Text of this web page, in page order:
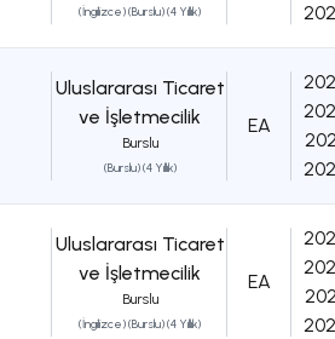
(İngilizce) (Burslu) (4 Yıllık)
Uluslararası Ticaret
ve İşletmecilik
Burslu
(Burslu) (4 Yıllık)
EA
Uluslararası Ticaret
ve İşletmecilik
Burslu
(İngilizce) (Burslu) (4 Yıllık)
EA